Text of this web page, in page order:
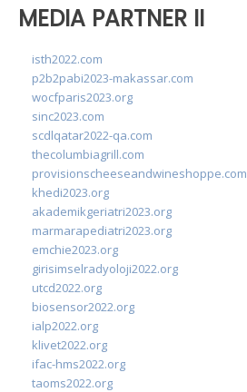
MEDIA PARTNER II
isth2022.com
p2b2pabi2023-makassar.com
wocfparis2023.org
sinc2023.com
scdlqatar2022-qa.com
thecolumbiagrill.com
provisionscheeseandwineshoppe.com
khedi2023.org
akademikgeriatri2023.org
marmarapediatri2023.org
emchie2023.org
girisimselradyoloji2022.org
utcd2022.org
biosensor2022.org
ialp2022.org
klivet2022.org
ifac-hms2022.org
taoms2022.org